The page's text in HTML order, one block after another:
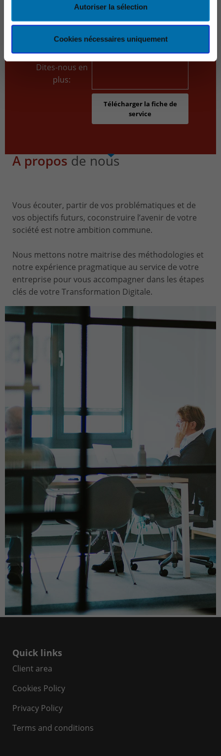
Autoriser la sélection
Cookies nécessaires uniquement
Téléphone:
Email:
Dites-nous en
plus:
A propos de nous
Vous écouter, partir de vos problématiques et de
vos objectifs futurs, coconstruire l’avenir de votre
société est notre ambition commune.
Nous mettons notre maitrise des méthodologies et
notre expérience pragmatique au service de votre
entreprise pour vous accompagner dans les étapes
clés de votre Transformation Digitale.
Quick links
Client area
Cookies Policy
Privacy Policy
Terms and conditions